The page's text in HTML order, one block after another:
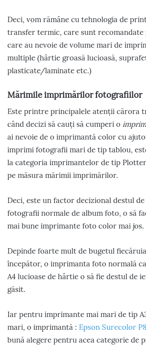
Deci, vom rămâne cu tehnologia de
transfer termic, care sunt
care au nevoie de volume mari de
multiple (hârtie groasă lucioasă,
plasticate/laminate etc.)
Mărimile imprimărilor fotografiilor
Este printre principalele atenții cărora
când decizi să cauți să cumperi o
ai nevoie de o imprimantă color cu
imprimi fotografii mari de tip tablou,
la categoria imprimantelor de tip
pe măsura mărimii imprimărilor.
Deci, este un factor decizional destul
fotografii normale de album foto, o să
mai bune imprimante foto color mai jos.
Depinde foarte mult de bugetul
începător, o imprimanta foto normală
A4 lucioase de hârtie o să fie destul de
găsit.
Iar pentru imprimante mai mari de tip
mari, o imprimantă : Epson Surecolor
bună alegere pentru acea categorie de